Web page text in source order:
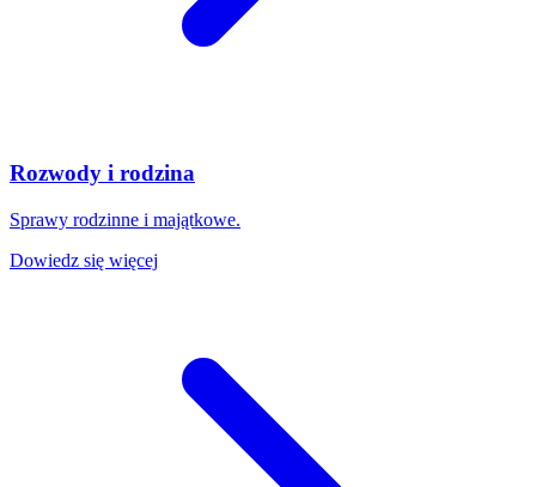
Rozwody i rodzina
Sprawy rodzinne i majątkowe.
Dowiedz się więcej